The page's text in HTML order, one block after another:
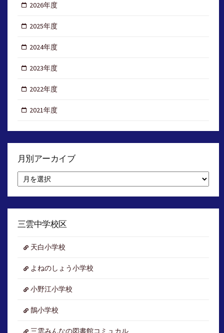
2026年度
2025年度
2024年度
2023年度
2022年度
2021年度
月別アーカイブ
別
ア
イ
三雲中学校区
天白小学校
よねのしょう小学校
小野江小学校
鵲小学校
三雲みんなの図書館コミュカル